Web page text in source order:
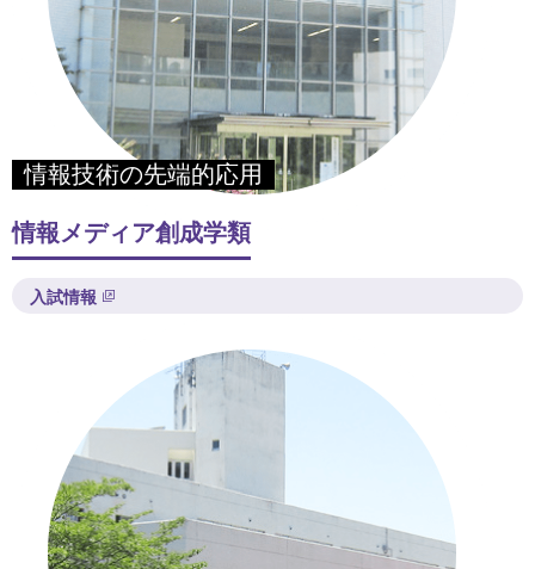
情報技術の先端的応用
情報メディア創成学類
入試情報